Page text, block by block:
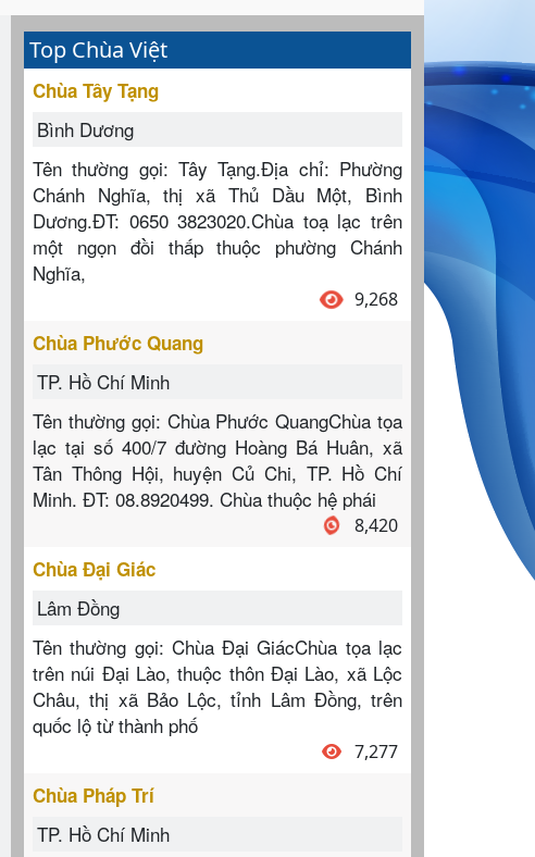
Top Chùa Việt
Chùa Tây Tạng
Bình Dương
Tên thường gọi: Tây Tạng.Địa chỉ: Phường
Chánh Nghĩa, thị xã Thủ Dầu Một, Bình
Dương.ĐT: 0650 3823020.Chùa toạ lạc trên
một ngọn đồi thấp thuộc phường Chánh
Nghĩa,
9,268
Chùa Phước Quang
TP. Hồ Chí Minh
Tên thường gọi: Chùa Phước QuangChùa tọa
lạc tại số 400/7 đường Hoàng Bá Huân, xã
Tân Thông Hội, huyện Củ Chi, TP. Hồ Chí
Minh. ĐT: 08.8920499. Chùa thuộc hệ phái
8,420
Chùa Đại Giác
Lâm Đồng
Tên thường gọi: Chùa Đại GiácChùa tọa lạc
trên núi Đại Lào, thuộc thôn Đại Lào, xã Lộc
Châu, thị xã Bảo Lộc, tỉnh Lâm Đồng, trên
quốc lộ từ thành phố
7,277
Chùa Pháp Trí
TP. Hồ Chí Minh